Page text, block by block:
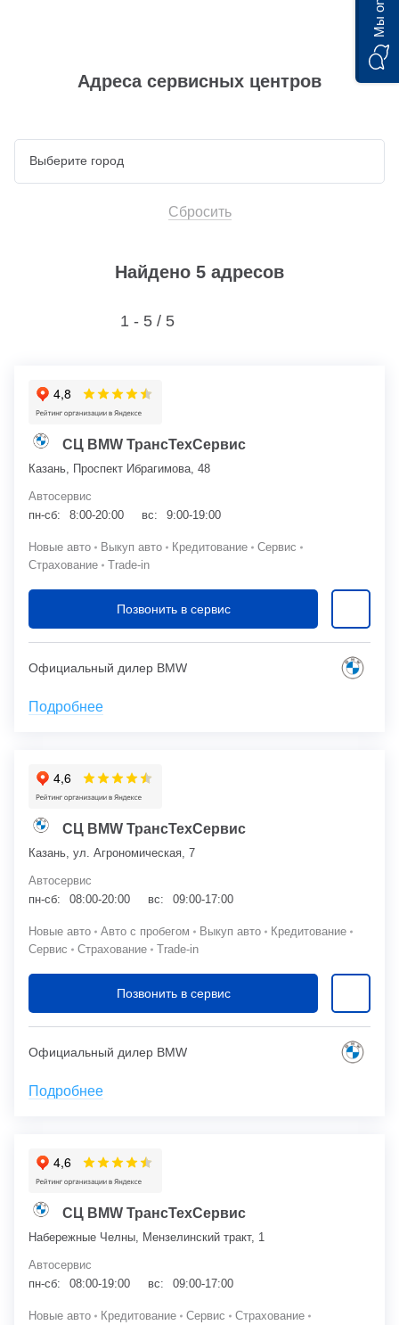
Адреса сервисных центров
Сбросить
Найдено 5 адресов
1 - 5 / 5
СЦ BMW ТрансТехСервис
Казань, Проспект Ибрагимова, 48
Автосервис
пн-сб:
8:00-20:00 вс: 9:00-19:00
Новые авто Выкуп авто Кредитование
Сервис
Страхование
Trade-in
Позвонить в сервис
Официальный дилер BMW
Подробнее
СЦ BMW ТрансТехСервис
Казань, ул. Агрономическая, 7
Автосервис
пн-сб:
08:00-20:00 вс: 09:00-17:00
Новые авто Авто с пробегом Выкуп авто
Кредитование
Сервис
Страхование Trade-in
Позвонить в сервис
Официальный дилер BMW
Подробнее
СЦ BMW ТрансТехСервис
Набережные Челны, Мензелинский тракт, 1
Автосервис
пн-сб:
08:00-19:00 вс: 09:00-17:00
Новые авто Кредитование Сервис
Страхование